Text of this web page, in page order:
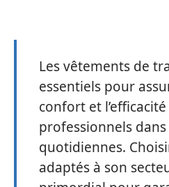
Les vêtements de
essentiels pour
confort et
professionnels
quotidiennes.
adaptés à son